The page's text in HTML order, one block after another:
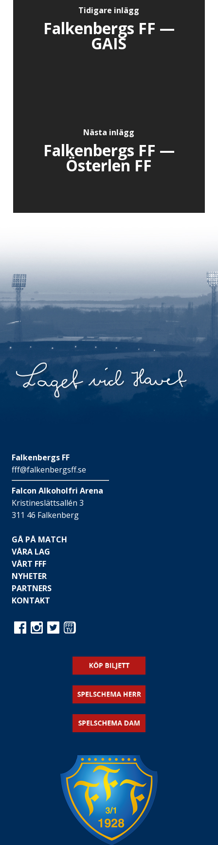
Tidigare inlägg
Falkenbergs FF —
GAIS
Nästa inlägg
Falkenbergs FF —
Österlen FF
Falkenbergs FF
fff@falkenbergsff.se
Falcon Alkoholfri Arena
Kristineslättsallén 3
311 46 Falkenberg
GÅ PÅ MATCH
VÅRA LAG
VÅRT FFF
NYHETER
PARTNERS
KONTAKT